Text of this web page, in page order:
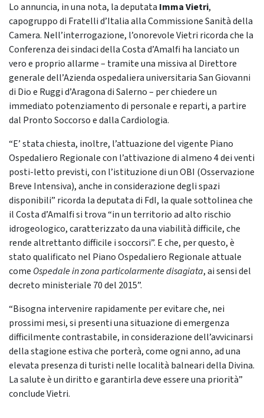
Lo annuncia, in una nota, la deputata Imma Vietri,
capogruppo di Fratelli d’Italia alla Commissione Sanità della
Camera. Nell’interrogazione, l’onorevole Vietri ricorda che la
Conferenza dei sindaci della Costa d’Amalfi ha lanciato un
vero e proprio allarme – tramite una missiva al Direttore
generale dell’Azienda ospedaliera universitaria San Giovanni
di Dio e Ruggi d’Aragona di Salerno – per chiedere un
immediato potenziamento di personale e reparti, a partire
dal Pronto Soccorso e dalla Cardiologia.
“E’ stata chiesta, inoltre, l’attuazione del vigente Piano
Ospedaliero Regionale con l’attivazione di almeno 4 dei venti
posti-letto previsti, con l’istituzione di un OBI (Osservazione
Breve Intensiva), anche in considerazione degli spazi
disponibili” ricorda la deputata di FdI, la quale sottolinea che
il Costa d’Amalfi si trova “in un territorio ad alto rischio
idrogeologico, caratterizzato da una viabilità difficile, che
rende altrettanto difficile i soccorsi”. E che, per questo, è
stato qualificato nel Piano Ospedaliero Regionale attuale
come Ospedale in zona particolarmente disagiata, ai sensi del
decreto ministeriale 70 del 2015”.
“Bisogna intervenire rapidamente per evitare che, nei
prossimi mesi, si presenti una situazione di emergenza
difficilmente contrastabile, in considerazione dell’avvicinarsi
della stagione estiva che porterà, come ogni anno, ad una
elevata presenza di turisti nelle località balneari della Divina.
La salute è un diritto e garantirla deve essere una priorità”
conclude Vietri.